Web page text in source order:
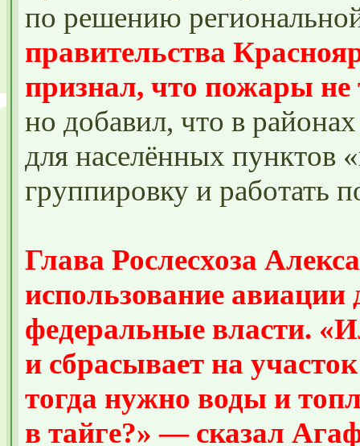
по решению
правительства
признал, что пожары не
но добавил, что в
для населённых пунктов
группировку и работать
Глава Рослесхоза
использование авиации
федеральные власти.
и сбрасывает на
тогда нужно воды и
в тайге?» — сказал